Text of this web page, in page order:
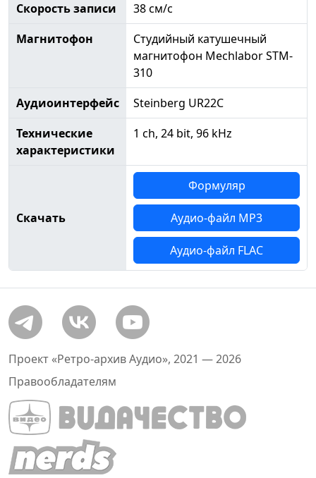
Скорость записи
38 см/с
Магнитофон
Студийный катушечный
магнитофон Mechlabor STM-
310
Аудиоинтерфейс
Steinberg UR22C
Технические
характеристики
1 ch, 24 bit, 96 kHz
Скачать
Формуляр
Аудио-файл MP3
Аудио-файл FLAC
Проект «Ретро-архив Аудио», 2021 — 2026
Правообладателям